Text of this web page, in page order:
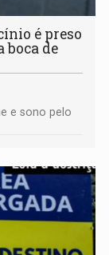
é preso
boca de
e sono pelo